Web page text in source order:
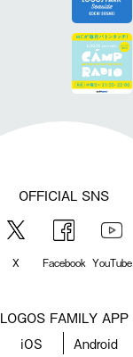
OFFICIAL SNS
X Facebook YouTube
LOGOS FAMILY APP
iOS Android